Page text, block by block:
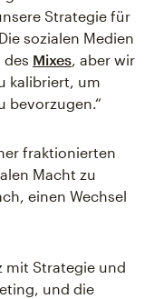
Strategie für
sozialen Medien
des Mixes, aber wir
kalibriert, um
bevorzugen.“
fraktionierten
Macht zu
einen Wechsel
mit Strategie und
und die